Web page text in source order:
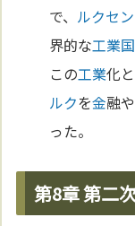
で、 ルクセ
界的な工業
この工業化
ルクを金融や
った。
第8章 第二